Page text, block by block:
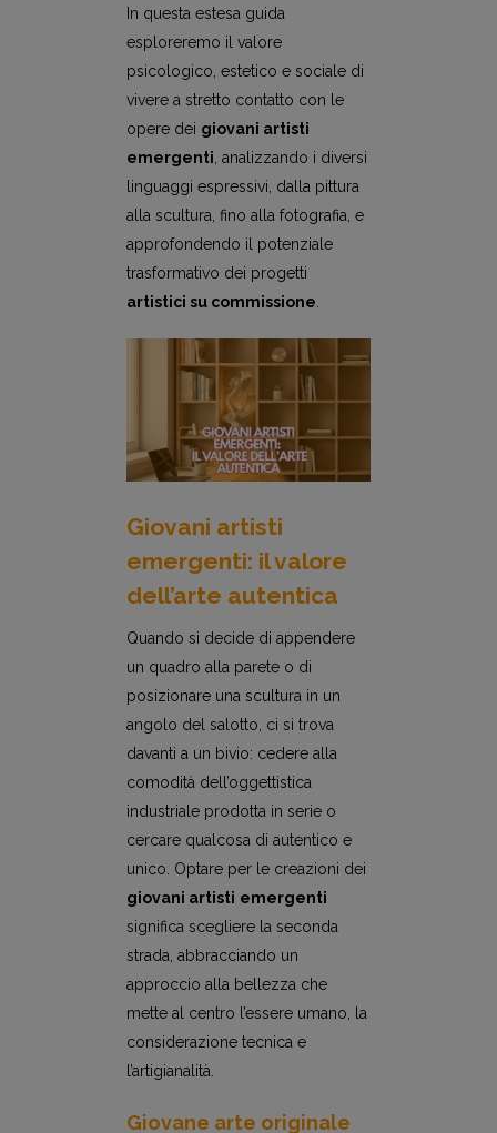
In questa estesa guida
esploreremo il valore
psicologico, estetico e sociale di
vivere a stretto contatto con le
opere dei giovani artisti
emergenti, analizzando i diversi
linguaggi espressivi, dalla pittura
alla scultura, fino alla fotografia, e
approfondendo il potenziale
trasformativo dei progetti
artistici su commissione.
Giovani artisti
emergenti: il valore
dell’arte autentica
Quando si decide di appendere
un quadro alla parete o di
posizionare una scultura in un
angolo del salotto, ci si trova
davanti a un bivio: cedere alla
comodità dell’oggettistica
industriale prodotta in serie o
cercare qualcosa di autentico e
unico. Optare per le creazioni dei
giovani artisti emergenti
significa scegliere la seconda
strada, abbracciando un
approccio alla bellezza che
mette al centro l’essere umano, la
considerazione tecnica e
l’artigianalità.
Giovane arte originale